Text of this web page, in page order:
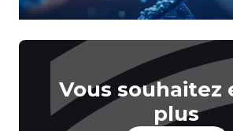
Vous souhaitez
plus